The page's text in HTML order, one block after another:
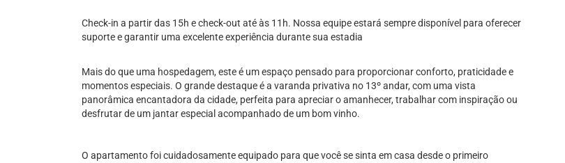
Check-in a partir das 15h e check-out até às 11h. Nossa equipe estará sempre disponível para oferecer
suporte e garantir uma excelente experiência durante sua estadia
Mais do que uma hospedagem, este é um espaço pensado para proporcionar conforto, praticidade e
momentos especiais. O grande destaque é a varanda privativa no 13º andar, com uma vista
panorâmica encantadora da cidade, perfeita para apreciar o amanhecer, trabalhar com inspiração ou
desfrutar de um jantar especial acompanhado de um bom vinho.
O apartamento foi cuidadosamente equipado para que você se sinta em casa desde o primeiro